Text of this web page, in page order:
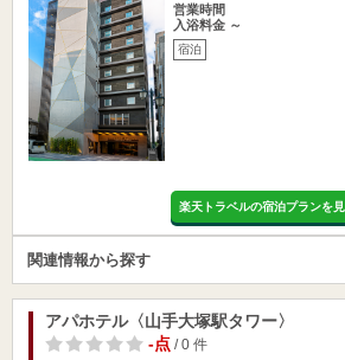
営業時間
入浴料金 ～
宿泊
楽天トラベルの宿泊プランを
関連情報から探す
アパホテル〈山手大塚駅タワー〉
-点/ 0 件